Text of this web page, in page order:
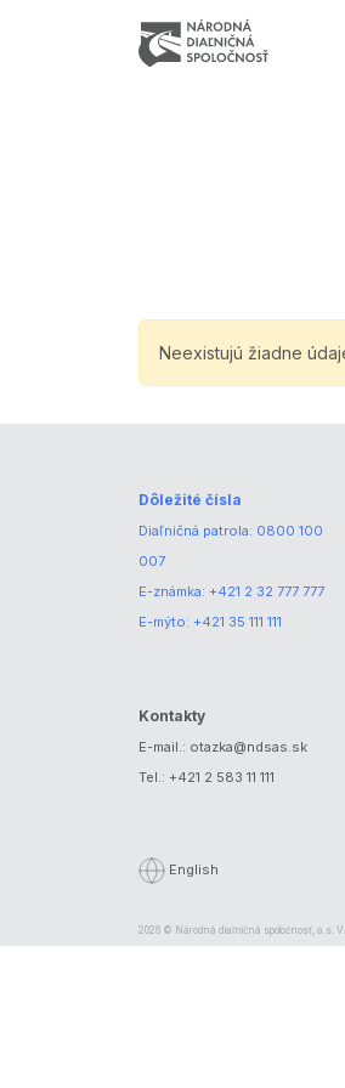
Neexistujú žiadne
Dôležité čísla
Diaľničná patrola: 0800 100
007
E-známka: +421 2 32 777 777
E-mýto: +421 35 111 111
Kontakty
E-mail.: otazka@ndsas.sk
Tel.: +421 2 583 11 111
English
2026 © Národná diaľničná spoločnosť, a.s.